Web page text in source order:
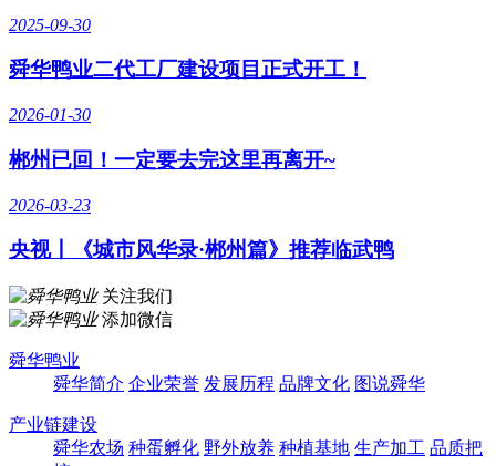
2025-09-30
舜华鸭业二代工厂建设项目正式开工！
2026-01-30
郴州已回！一定要去完这里再离开~
2026-03-23
央视丨《城市风华录·郴州篇》推荐临武鸭
关注我们
添加微信
舜华鸭业
舜华简介 企业荣誉 发展历程 品牌文化 图说舜华
产业链建设
舜华农场 种蛋孵化 野外放养 种植基地 生产加工 品质把